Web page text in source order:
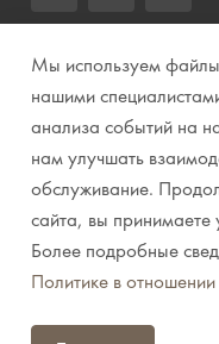
+7 (343) 283-
Заказать звонок
620144, г.
«Весенний», 2 этаж,
© 2007-2026
Видео. Комплексные
инструменты
Мы используем
нашими
анализа событий на
нам улучшать
обслуживание.
сайта, вы принимаете
Более подробные
Политике в